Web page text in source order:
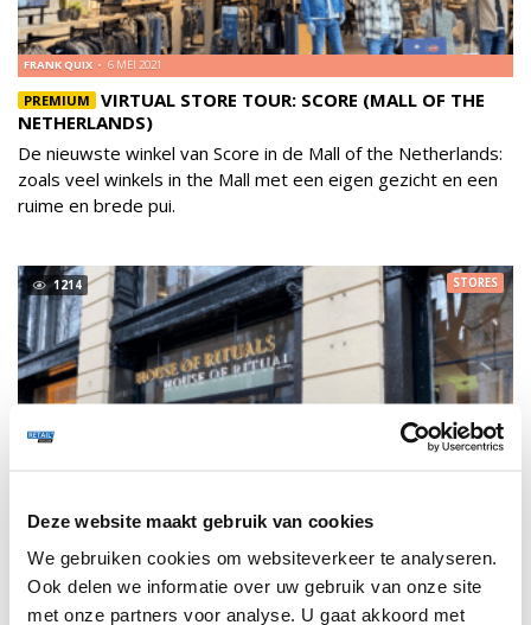
Deze website maakt gebruik van cookies
We gebruiken cookies om websiteverkeer te analyseren.
Ook delen we informatie over uw gebruik van onze site
met onze partners voor analyse. U gaat akkoord met
PREMIUM
VIRTUAL STORE TOUR: SCORE (MALL OF THE
NETHERLANDS)
FRANK QUIX 6 MEI 2021
De nieuwste winkel van Score in de Mall of the Netherlands:
zoals veel winkels in the Mall met een eigen gezicht en een
ruime en brede pui.
1214 STORES